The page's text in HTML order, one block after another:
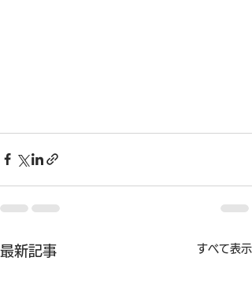
最新記事 すべて表示